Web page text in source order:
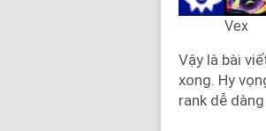
Vex
Vậy là bài
xong. Hy
rank dễ